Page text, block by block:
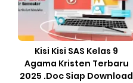
Kisi Kisi SAS Kelas 9
Agama Kristen Terbaru
2025 .Doc Siap Download